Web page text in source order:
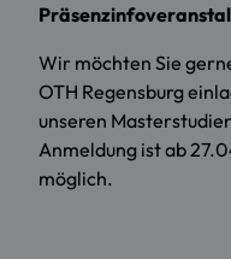
Wir möchten Sie
OTH Regensburg
unseren
Anmeldung ist ab
möglich.